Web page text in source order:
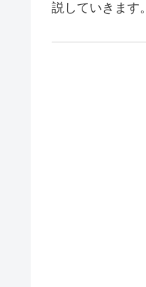
説していきます。